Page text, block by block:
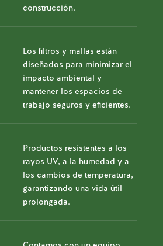
construcción.
Los filtros y mallas están
diseñados para minimizar el
impacto ambiental y
mantener los espacios de
trabajo seguros y eficientes.
Productos resistentes a los
rayos UV, a la humedad y a
los cambios de temperatura,
garantizando una vida útil
prolongada.